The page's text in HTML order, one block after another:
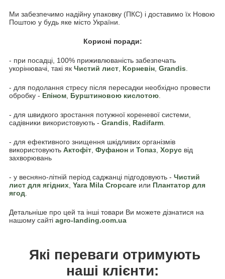
Ми забезпечимо надійну упаковку (ПКС) і доставимо їх Новою
Поштою у будь яке місто України.
Корисні поради:
- при посадці, 100% приживлюваність забезпечать
укорінювачі, такі як Чистий лист Корневін Grandis
- для подолання стресу після пересадки необхідно провести
обробку - Епіном Бурштиновою кислотою
- для швидкого зростання потужної кореневої системи,
садівники використовують - Grandis Radifarm
- для ефективного знищення шкідливих організмів
використовують Актофіт Фуфанон и Топаз Хорус від
захворювань
- у весняно-літній період саджанці підгодовують - Чистий
лист для ягідних Yara Mila Cropcare или Плантатор для
ягод
Детальніше про цей та інші товари Ви можете дізнатися на
нашому сайті agro-landing.com.ua
Які переваги отримують
наші клієнти: